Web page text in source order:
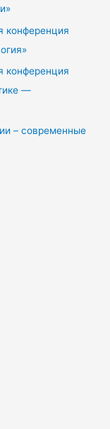
конференция
конференция
—
– современные